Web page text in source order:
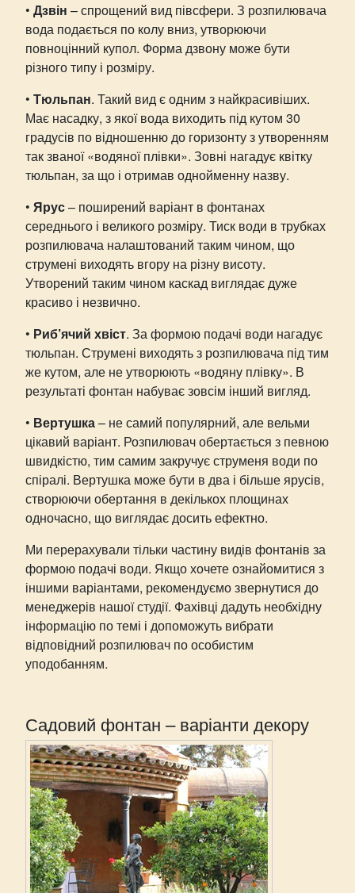
• Дзвін – спрощений вид півсфери. З розпилювача
вода подається по колу вниз, утворюючи
повноцінний купол. Форма дзвону може бути
різного типу і розміру.
• Тюльпан. Такий вид є одним з найкрасивіших.
Має насадку, з якої вода виходить під кутом 30
градусів по відношенню до горизонту з утворенням
так званої «водяної плівки». Зовні нагадує квітку
тюльпан, за що і отримав однойменну назву.
• Ярус– поширений варіант в фонтанах
середнього і великого розміру. Тиск води в трубках
розпилювача налаштований таким чином, що
струмені виходять вгору на різну висоту.
Утворений таким чином каскад виглядає дуже
красиво і незвично.
• Риб’ячий хвіст. За формою подачі води нагадує
тюльпан. Струмені виходять з розпилювача під тим
же кутом, але не утворюють «водяну плівку». В
результаті фонтан набуває зовсім інший вигляд.
• Вертушка– не самий популярний, але вельми
цікавий варіант. Розпилювач обертається з певною
швидкістю, тим самим закручує струменя води по
спіралі. Вертушка може бути в два і більше ярусів,
створюючи обертання в декількох площинах
одночасно, що виглядає досить ефектно.
Ми перерахували тільки частину видів фонтанів за
формою подачі води. Якщо хочете ознайомитися з
іншими варіантами, рекомендуємо звернутися до
менеджерів нашої студії. Фахівці дадуть необхідну
інформацію по темі і допоможуть вибрати
відповідний розпилювач по особистим
уподобанням.
Садовий фонтан – варіанти декору